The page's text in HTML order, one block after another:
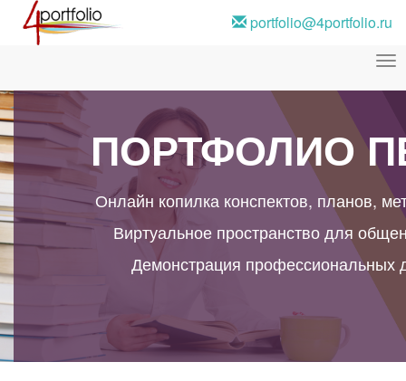
portfolio@4portfolio.ru
ПОРТФОЛИО
Онлайн копилка конспектов, планов,
Виртуальное пространство для
Демонстрация профессиональных